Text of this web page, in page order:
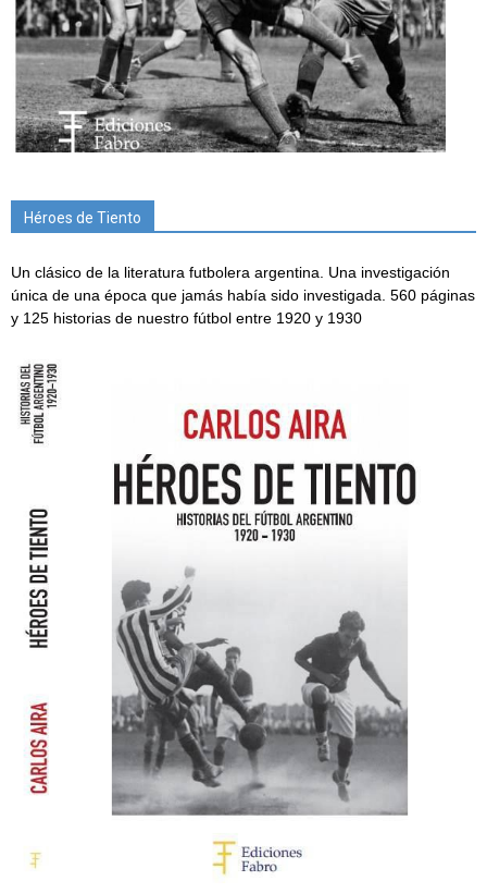
Héroes de Tiento
Un clásico de la literatura futbolera argentina. Una investigación
única de una época que jamás había sido investigada. 560 páginas
y 125 historias de nuestro fútbol entre 1920 y 1930